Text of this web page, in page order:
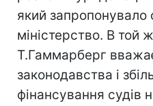
який запропонувало
міністерство. В той
Т.Гаммарберг
законодавства і
фінансування судів